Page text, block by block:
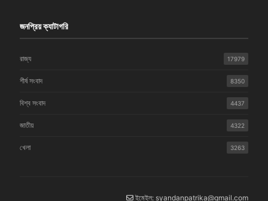
জনপ্রিয় ক্যাটাগরি
রাজ্য 17979
শীর্ষ সংবাদ 8350
বিশ্ব সংবাদ 4437
জাতীয় 4322
খেলা 3263
ইমেইল: syandanpatrika@gmail.com